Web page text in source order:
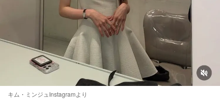
キム・ミンジュInstagramより